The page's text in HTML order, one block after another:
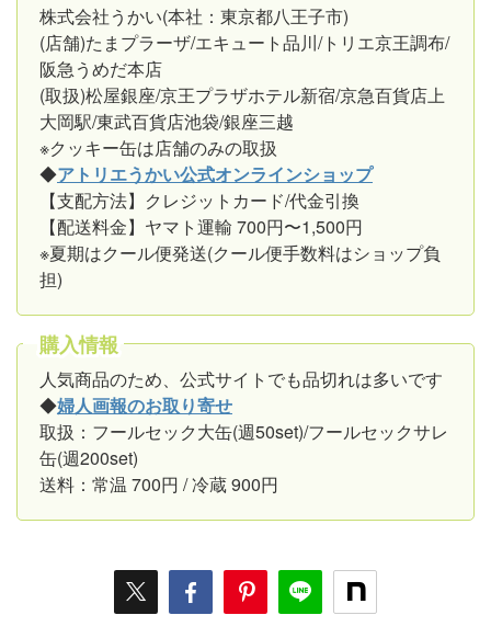
株式会社うかい(本社：東京都八王子市)
(店舗)たまプラーザ/エキュート品川/トリエ京王調布/
阪急うめだ本店
(取扱)松屋銀座/京王プラザホテル新宿/京急百貨店上
大岡駅/東武百貨店池袋/銀座三越
※クッキー缶は店舗のみの取扱
◆アトリエうかい公式オンラインショップ
【支配方法】クレジットカード/代金引換
【配送料金】ヤマト運輸 700円〜1,500円
※夏期はクール便発送(クール便手数料はショップ負
担)
購入情報
人気商品のため、公式サイトでも品切れは多いです
◆婦人画報のお取り寄せ
取扱：フールセック大缶(週50set)/フールセックサレ
缶(週200set)
送料：常温 700円 / 冷蔵 900円